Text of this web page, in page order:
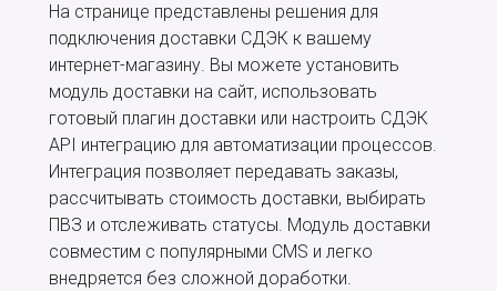
На странице представлены решения для
подключения доставки СДЭК к вашему
интернет-магазину. Вы можете установить
модуль доставки на сайт, использовать
готовый плагин доставки или настроить СДЭК
API интеграцию для автоматизации процессов.
Интеграция позволяет передавать заказы,
рассчитывать стоимость доставки, выбирать
ПВЗ и отслеживать статусы. Модуль доставки
совместим с популярными CMS и легко
внедряется без сложной доработки.